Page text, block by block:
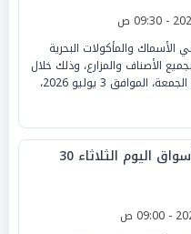
الأسماك والمأكولات البحرية
الأصناف والمزارع، وذلك خلال
التعاملات الجارية اليوم الجمعة، الموافق 3 يوليو 2026،
أسعار الأسماك بالأسواق اليوم الثلاثاء 30